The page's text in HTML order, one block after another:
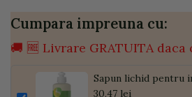
Cumpara impreuna cu:
🚚 🆓 Livrare GRATUITA
Sapun lichid pentru
petelor, 300ml
30,47 lei